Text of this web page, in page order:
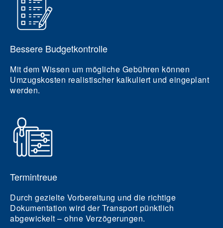
Bessere Budgetkontrolle
Mit dem Wissen um mögliche Gebühren können
Umzugskosten realistischer kalkuliert und eingeplant
werden.
Termintreue
Durch gezielte Vorbereitung und die richtige
Dokumentation wird der Transport pünktlich
abgewickelt – ohne Verzögerungen.